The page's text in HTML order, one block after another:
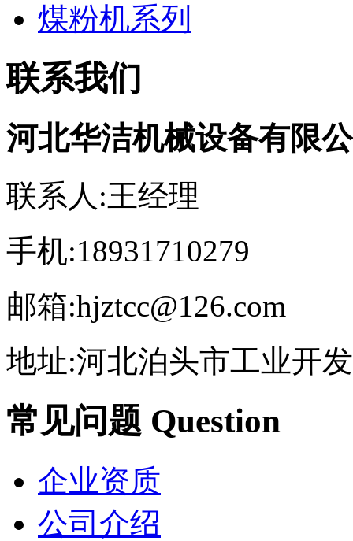
煤粉机系列
联系我们
河北华洁机械设备有限
联系人:王经理
手机:18931710279
邮箱:hjztcc@126.com
地址:河北泊头市工业开
常见问题 Question
企业资质
公司介绍